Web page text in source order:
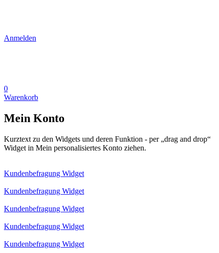
Anmelden
0
Warenkorb
Mein Konto
Kurztext zu den Widgets und deren Funktion - per „drag and drop“
Widget in Mein personalisiertes Konto ziehen.
Kundenbefragung Widget
Kundenbefragung Widget
Kundenbefragung Widget
Kundenbefragung Widget
Kundenbefragung Widget